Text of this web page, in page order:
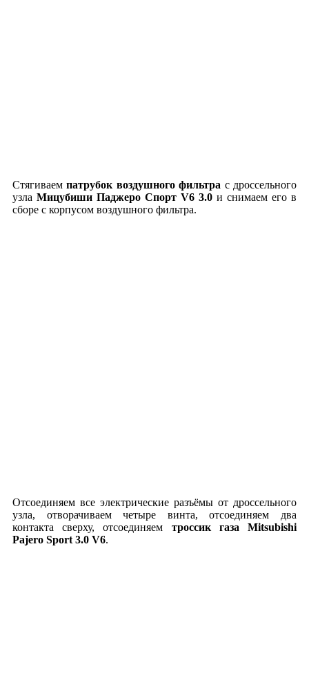
Стягиваемпатрубок воздушного фильтра с дроссельного
узла Мицубиши Паджеро Спорт V6 3.0 и снимаем его в
сборе с корпусом воздушного фильтра.
Отсоединяем все электрические разъёмы от дроссельного
узла, отворачиваем четыре винта, отсоединяем два
контакта сверху, отсоединяем троссик газа Mitsubishi
Pajero Sport 3.0 V6.